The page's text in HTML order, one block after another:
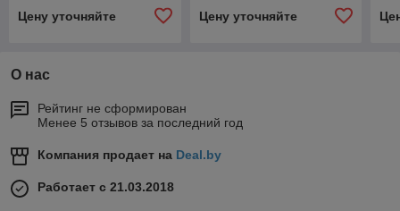
Цену уточняйте Цену уточняйте
О нас
Рейтинг не сформирован
Менее 5 отзывов за последний год
Компания продает на Deal.by
Работает с 21.03.2018